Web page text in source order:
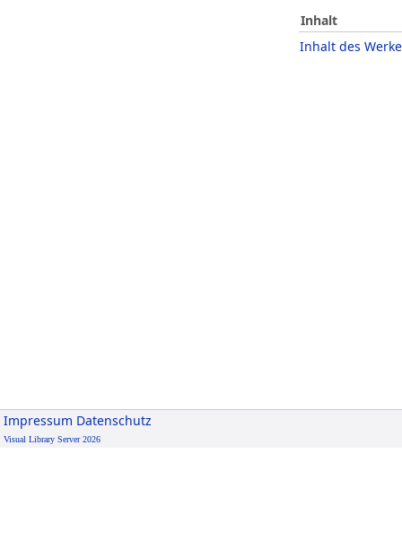
Inhalt
Inhalt des
Impressum Datenschutz
Visual Library Server 2026